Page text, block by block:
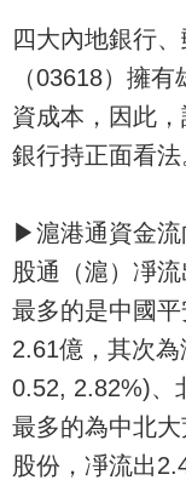
四大內地銀行
（03618）擁
資成本，因此
銀行持正面看法
▶滬港通資金流
股通（滬）凈
最多的是中國
2.61億，其次
0.52, 2.82%)、
最多的為中北
股份，凈流出